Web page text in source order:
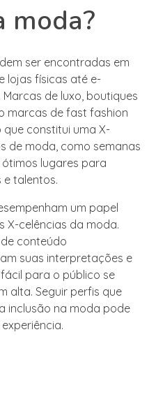
moda?
ser encontradas em
lojas físicas até e-
de luxo, boutiques
marcas de fast fashion
constitui uma X-
de moda, como semanas
lugares para
e talentos.
um papel
X-celências da moda.
conteúdo
suas interpretações e
para o público se
alta. Seguir perfis que
inclusão na moda pode